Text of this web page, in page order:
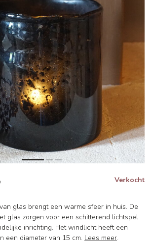
Verkocht
glas brengt een warme sfeer in huis. De
glas zorgen voor een schitterend lichtspel.
inrichting. Het windlicht heeft een
een diameter van 15 cm. Lees meer.